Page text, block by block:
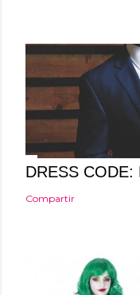
t
r
i
DRESS CODE:
Compartir